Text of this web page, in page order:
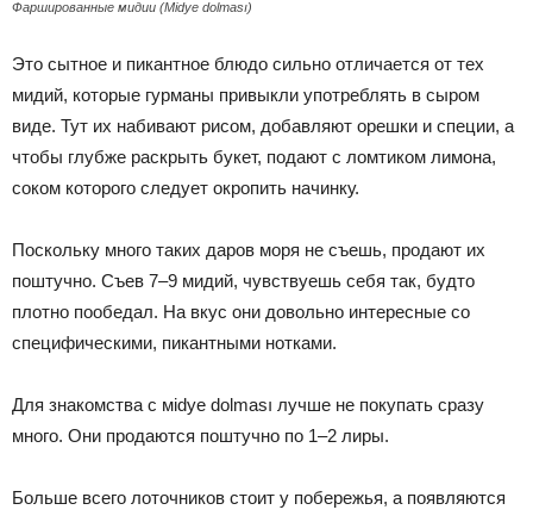
Фаршированные мидии (Midye dolması)
Это сытное и пикантное блюдо сильно отличается от тех
мидий, которые гурманы привыкли употреблять в сыром
виде. Тут их набивают рисом, добавляют орешки и специи, а
чтобы глубже раскрыть букет, подают с ломтиком лимона,
соком которого следует окропить начинку.
Поскольку много таких даров моря не съешь, продают их
поштучно. Съев 7–9 мидий, чувствуешь себя так, будто
плотно пообедал. На вкус они довольно интересные со
специфическими, пикантными нотками.
Для знакомства с мidye dolması лучше не покупать сразу
много. Они продаются поштучно по 1–2 лиры.
Больше всего лоточников стоит у побережья, а появляются